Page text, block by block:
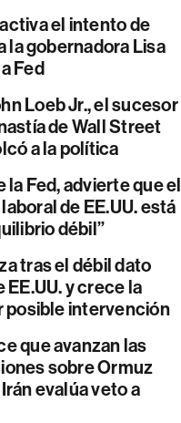
el intento de
la gobernadora Lisa
Fed
Loeb Jr., el sucesor
de Wall Street
a la política
la Fed, advierte que el
de EE.UU. está
débil”
tras el débil dato
EE.UU. y crece la
posible intervención
que avanzan las
sobre Ormuz
evalúa veto a